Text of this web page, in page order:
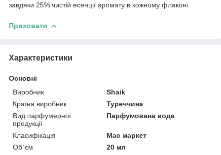
завдяки 25% чистій есенції аромату в кожному флаконі.
Приховати
Характеристики
Основні
Виробник
Shaik
Країна виробник
Туреччина
Вид парфумерної
продукції
Парфумована вода
Класифікація
Мас маркет
Об`єм
20 мл